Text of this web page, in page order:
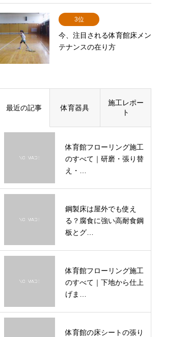
3位
今、注目される体育館床メン
テナンスの在り方
最近の記事 体育器具
施工レポー
ト
体育館フローリング施工
のすべて｜研磨・張り替
え・…
鋼製床は屋外でも使え
る？腐食に強い高耐食鋼
板とグ…
体育館フローリング施工
のすべて｜下地から仕上
げま…
体育館の床シートの張り